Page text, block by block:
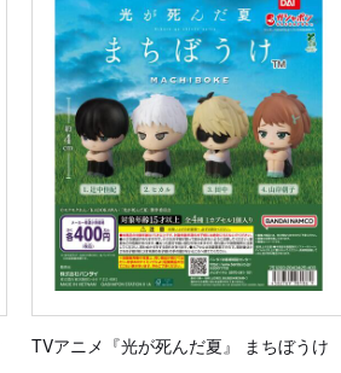
TVアニメ『光が死んだ夏』 まちぼうけ